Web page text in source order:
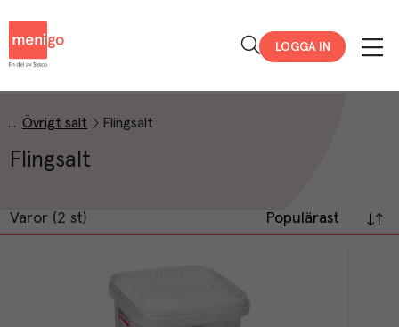
LOGGA IN
Övrigt salt Flingsalt
Flingsalt
Varor (2 st) Populärast